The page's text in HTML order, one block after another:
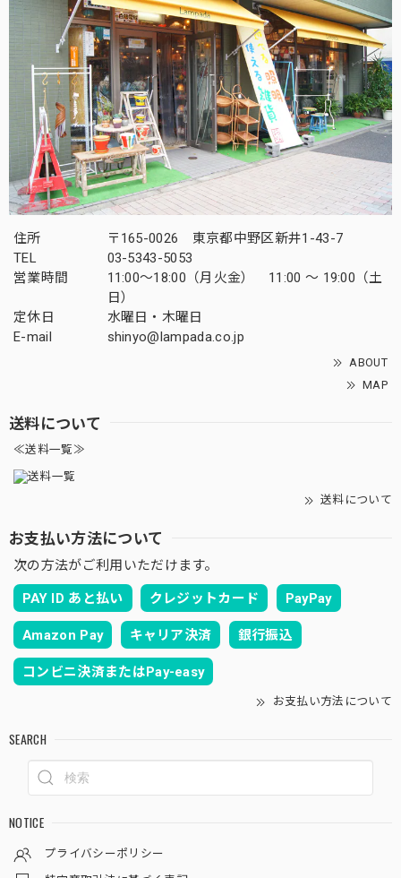
住所
〒165-0026 東京都中野区新井1-43-7
TEL
03-5343-5053
営業時間
11:00～18:00（月火金） 11:00 ～ 19:00（土
日）
定休日
水曜日・木曜日
E-mail
shinyo@lampada.co.jp
ABOUT
MAP
送料について
≪送料一覧≫
送料について
お支払い方法について
次の方法がご利用いただけます。
PAY ID あと払い クレジットカード PayPay
Amazon Pay キャリア決済 銀行振込
コンビニ決済またはPay-easy
お支払い方法について
SEARCH
NOTICE
プライバシーポリシー